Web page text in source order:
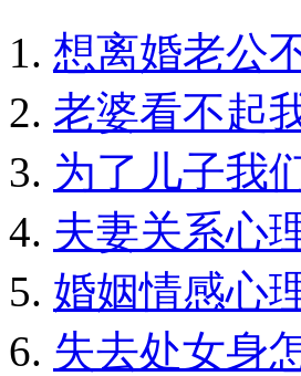
想离婚老公
老婆看不起
为了儿子我
夫妻关系心
婚姻情感心
失去处女身